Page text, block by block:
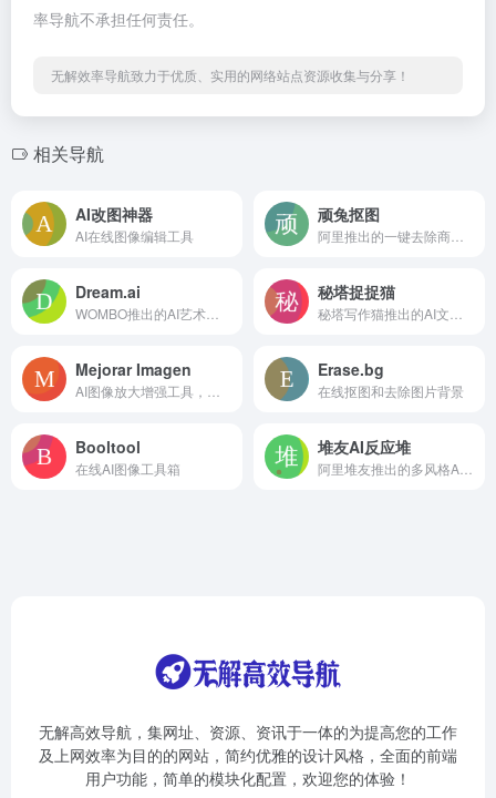
率导航不承担任何责任。
无解效率导航致力于优质、实用的网络站点资源收集与分享！
相关导航
AI改图神器
AI在线图像编辑工具
顽兔抠图
Dream.ai 秘塔捉捉猫
Mejorar Imagen Erase.bg
在线抠图和去除图片背景
Booltool
在线AI图像工具箱
堆友AI反应堆
无解高效导航，集网址、资源、资讯于一体的为提高您的工作
及上网效率为目的的网站，简约优雅的设计风格，全面的前端
用户功能，简单的模块化配置，欢迎您的体验！